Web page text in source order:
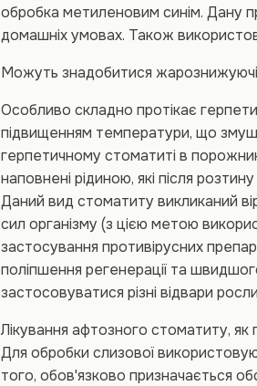
обробка метиленовим синім. Дану
домашніх умовах. Також
Можуть знадобитися жарознижуючі
Особливо складно протікає
підвищенням температури, що
герпетичному стоматиті в
наповнені рідиною, які після
Даний вид стоматиту викликаний
сил організму (з цією метою
застосування противірусних
поліпшення регенерації та
застосовуватися різні відвари
Лікування афтозного стоматиту,
Для обробки слизової
того, обов'язково призначається